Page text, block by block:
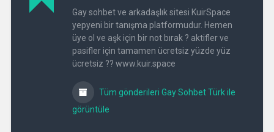
Gay sohbet ve arkadaşlık sitesi KuirSpace
yepyeni bir tanışma platformudur. Hemen
üye ol ve aşk için bir not bırak ? aktifler ve
pasifler için tamamen ücretsiz yüzde yüz
ücretsiz ?? www.kuir.space
Tüm gönderileri Gay Sohbet Türk ile
görüntüle